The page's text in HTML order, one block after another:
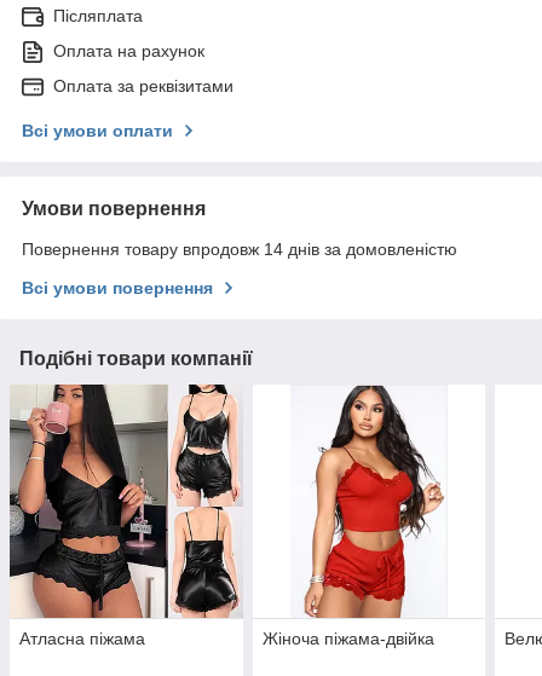
Післяплата
Оплата на рахунок
Оплата за реквізитами
Всі умови оплати
Умови повернення
Повернення товару впродовж 14 днів за домовленістю
Всі умови повернення
Подібні товари компанії
Атласна піжама Жіноча піжама-двійка